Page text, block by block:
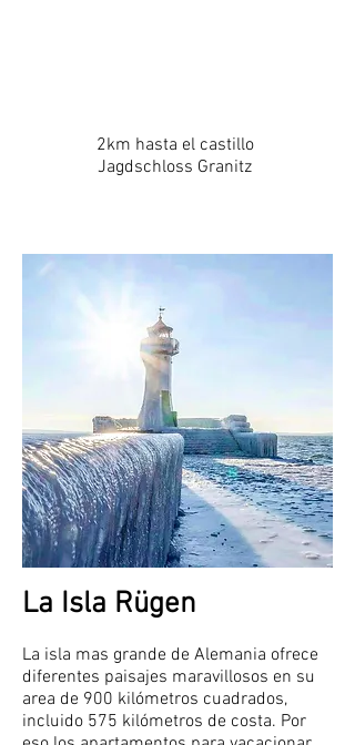
2km hasta el castillo
Jagdschloss Granitz
La Isla Rügen
La isla mas grande de Alemania ofrece
diferentes paisajes maravillosos en su
area de 900 kilómetros cuadrados,
incluido 575 kilómetros de costa. Por